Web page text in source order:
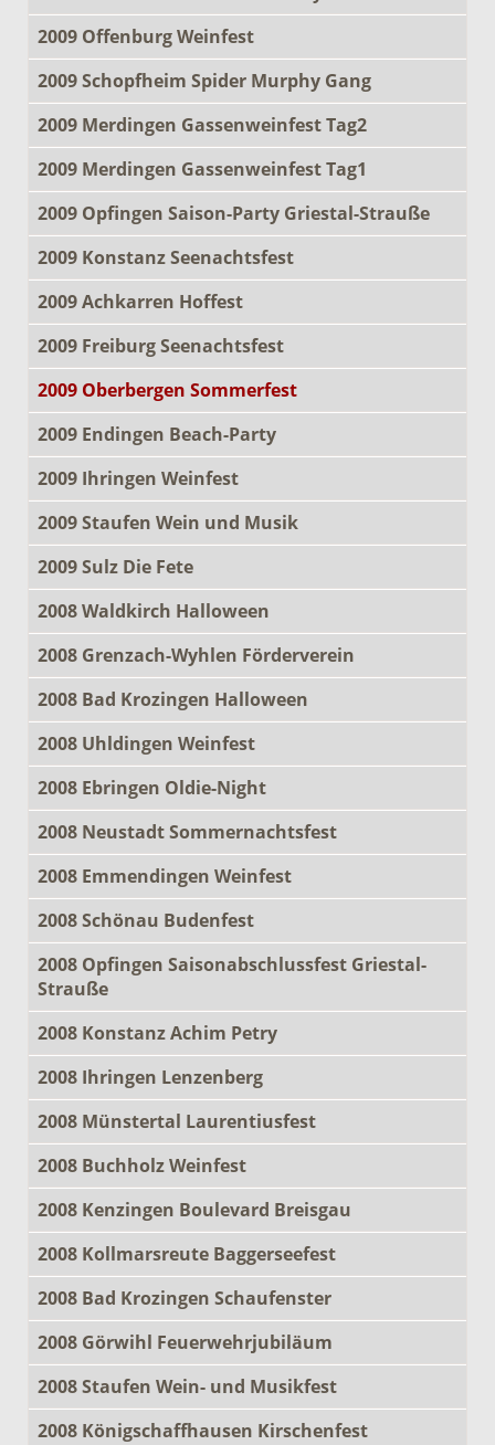
2009 Offenburg Weinfest
2009 Schopfheim Spider Murphy Gang
2009 Merdingen Gassenweinfest Tag2
2009 Merdingen Gassenweinfest Tag1
2009 Opfingen Saison-Party Griestal-Strauße
2009 Konstanz Seenachtsfest
2009 Achkarren Hoffest
2009 Freiburg Seenachtsfest
2009 Oberbergen Sommerfest
2009 Endingen Beach-Party
2009 Ihringen Weinfest
2009 Staufen Wein und Musik
2009 Sulz Die Fete
2008 Waldkirch Halloween
2008 Grenzach-Wyhlen Förderverein
2008 Bad Krozingen Halloween
2008 Uhldingen Weinfest
2008 Ebringen Oldie-Night
2008 Neustadt Sommernachtsfest
2008 Emmendingen Weinfest
2008 Schönau Budenfest
2008 Opfingen Saisonabschlussfest Griestal-
Strauße
2008 Konstanz Achim Petry
2008 Ihringen Lenzenberg
2008 Münstertal Laurentiusfest
2008 Buchholz Weinfest
2008 Kenzingen Boulevard Breisgau
2008 Kollmarsreute Baggerseefest
2008 Bad Krozingen Schaufenster
2008 Görwihl Feuerwehrjubiläum
2008 Staufen Wein- und Musikfest
2008 Königschaffhausen Kirschenfest